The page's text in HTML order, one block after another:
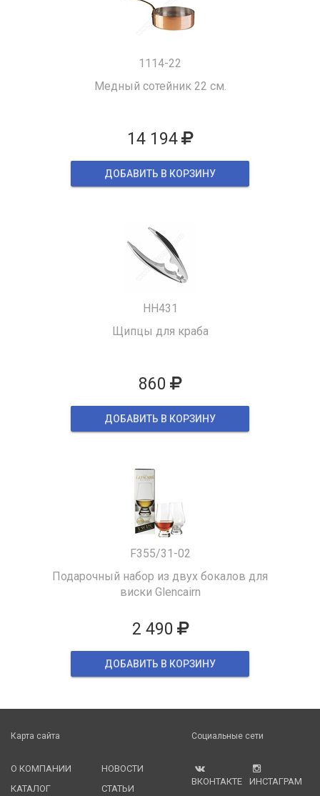
1114-22
Медный сотейник 22 см.
14 194
ДОБАВИТЬ В КОРЗИНУ
HH431
Щипцы для краба
860
ДОБАВИТЬ В КОРЗИНУ
F355/31-02
Подарочный набор из двух бокалов для
виски Glencairn
2 490
ДОБАВИТЬ В КОРЗИНУ
Карта сайта
О КОМПАНИИ
КАТАЛОГ
НОВОСТИ
СТАТЬИ
Социальные сети
ВКОНТАКТЕ ИНСТАГРАМ